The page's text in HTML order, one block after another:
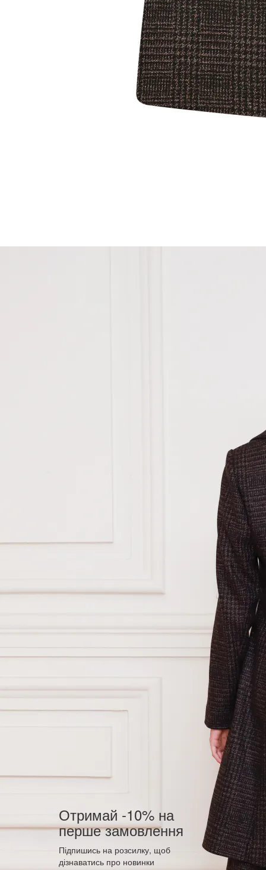
Отримай -10% на
перше замовлення
Підпишись на розсилку, щоб
дізнаватись про новинки